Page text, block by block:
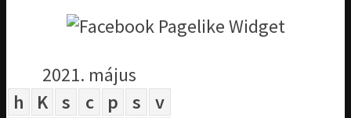
2021. május
h
K s c p s
v